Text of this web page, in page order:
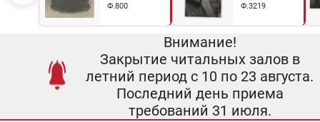
Ф.800 Ф.3219
Внимание!
Закрытие читальных залов в
летний период с 10 по 23 августа.
Последний день приема
требований 31 июля.